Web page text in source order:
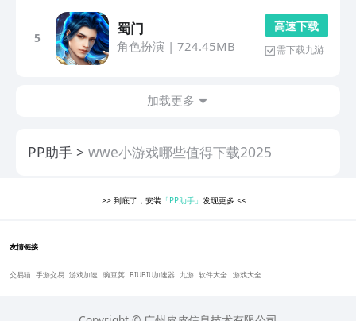
5
蜀门
角色扮演 | 724.45MB
高 速 下 载
需下载九游
加载更多
PP助手 wwe小游戏哪些值得下载2025
>> 到底了，安装 「PP助手」发现更多<<
友情链接
交易猫 手游交易 游戏加速 豌豆荚 BIUBIU加速器 九游 软件大全 游戏大全